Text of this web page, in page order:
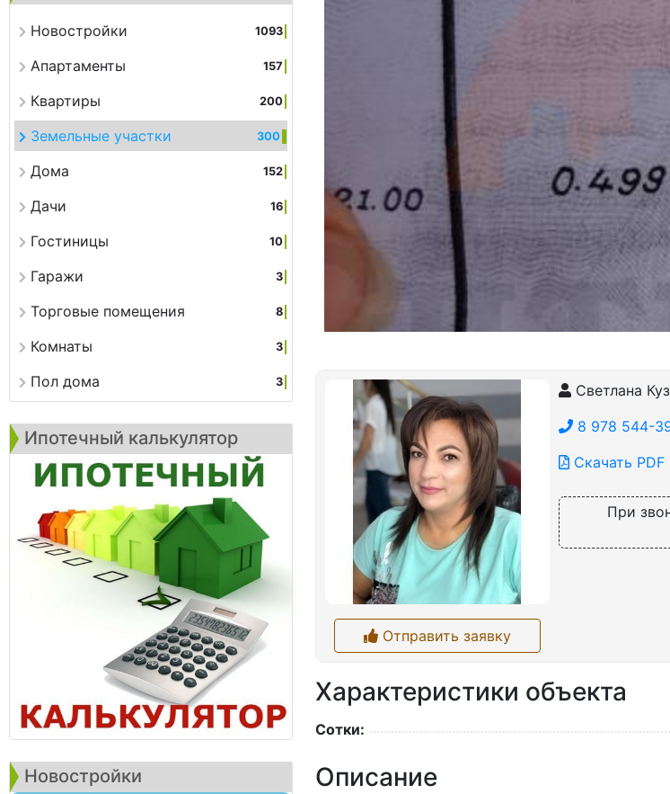
Новостройки 1093
Апартаменты 157
Квартиры 200
Земельные участки 300
Дома 152
Дачи 16
Гостиницы 10
Гаражи 3
Торговые помещения 8
Комнаты 3
Пол дома 3
Ипотечный калькулятор
Новостройки
Отправить заявку
Светлана
8 978 544-
Скачать PDF
При
Характеристики объекта
Сотки:
Описание